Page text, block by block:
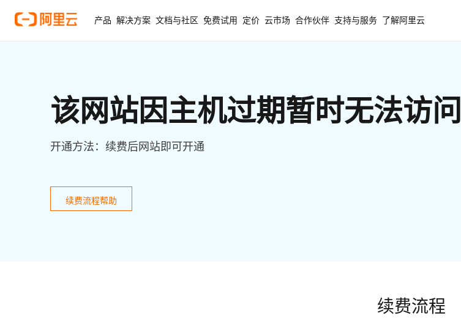
产品 解决方案 文档与社区 免费试用 定价 云市场 合作伙伴 支持与服务 了解阿里云
该网站因主机过期暂时无法访问
开通方法：续费后网站即可开通
续费流程帮助
续费流程